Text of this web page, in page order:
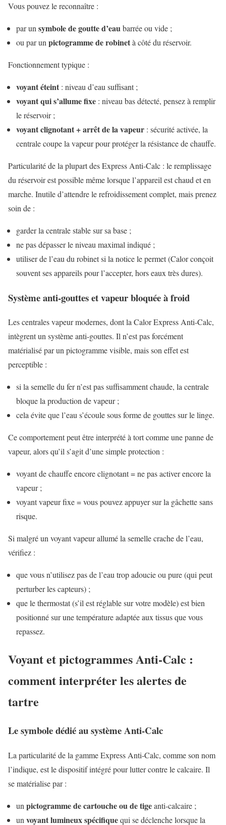
Vous pouvez le reconnaître :
par un symbole de goutte d’eaubarrée ou vide ;
ou par un pictogramme de robinetà côté du réservoir.
Fonctionnement typique :
voyant éteint : niveau d’eau suffisant ;
voyant qui s’allume fixe : niveau bas détecté, pensez à remplir
le réservoir ;
voyant clignotant + arrêt de la vapeur : sécurité activée, la
centrale coupe la vapeur pour protéger la résistance de chauffe.
Particularité de la plupart des Express Anti-Calc : le remplissage
du réservoir est possible même lorsque l’appareil est chaud et en
marche. Inutile d’attendre le refroidissement complet, mais prenez
soin de :
garder la centrale stable sur sa base ;
ne pas dépasser le niveau maximal indiqué ;
utiliser de l’eau du robinet si la notice le permet (Calor conçoit
souvent ses appareils pour l’accepter, hors eaux très dures).
Système anti-gouttes et vapeur bloquée à froid
Les centrales vapeur modernes, dont la Calor Express Anti-Calc,
intègrent un système anti-gouttes. Il n’est pas forcément
matérialisé par un pictogramme visible, mais son effet est
perceptible :
si la semelle du fer n’est pas suffisamment chaude, la centrale
bloque la production de vapeur ;
cela évite que l’eau s’écoule sous forme de gouttes sur le linge.
Ce comportement peut être interprété à tort comme une panne de
vapeur, alors qu’il s’agit d’une simple protection :
voyant de chauffe encore clignotant = ne pas activer encore la
vapeur ;
voyant vapeur fixe = vous pouvez appuyer sur la gâchette sans
risque.
Si malgré un voyant vapeur allumé la semelle crache de l’eau,
vérifiez :
que vous n’utilisez pas de l’eau trop adoucie ou pure (qui peut
perturber les capteurs) ;
que le thermostat (s’il est réglable sur votre modèle) est bien
positionné sur une température adaptée aux tissus que vous
repassez.
Voyant et pictogrammes Anti-Calc :
comment interpréter les alertes de
tartre
Le symbole dédié au système Anti-Calc
La particularité de la gamme Express Anti-Calc, comme son nom
l’indique, est le dispositif intégré pour lutter contre le calcaire. Il
se matérialise par :
un pictogramme de cartouche ou de tigeanti-calcaire ;
un voyant lumineux spécifiquequi se déclenche lorsque la